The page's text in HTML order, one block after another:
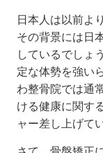
日本人は以前よ
その背景には日
しているでしょ
定な体勢を強い
わ整骨院では通
ける健康に関す
ャー差し上げて